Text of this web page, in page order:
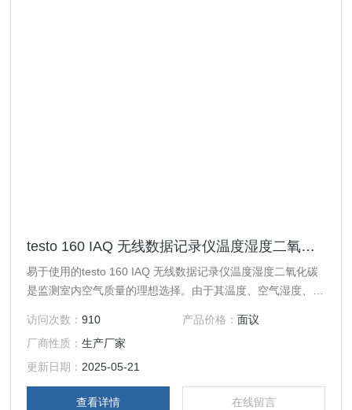
testo 160 IAQ 无线数据记录仪温度湿度二氧化碳
易于使用的testo 160 IAQ 无线数据记录仪温度湿度二氧化碳
是监测室内空气质量的理想选择。由于其温度、空气湿度、
条件。
访问次数：910 产品价格： 面议
厂商性质：生产厂家
更新日期： 2025-05-21
查看详情 在线留言